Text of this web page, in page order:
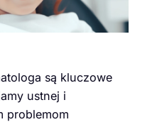
są kluczowe
ustnej i
problemom